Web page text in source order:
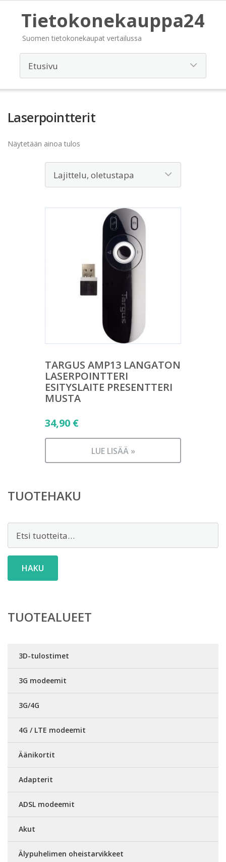
Tietokonekauppa24
Suomen tietokonekaupat vertailussa
Laserpointterit
Näytetään ainoa tulos
TARGUS AMP13 LANGATON
LASERPOINTTERI
ESITYSLAITE PRESENTTERI
MUSTA
34,90 €
LUE LISÄÄ »
TUOTEHAKU
HAKU
TUOTEALUEET
3D-tulostimet
3G modeemit
3G/4G
4G / LTE modeemit
Äänikortit
Adapterit
ADSL modeemit
Akut
Älypuhelimen oheistarvikkeet